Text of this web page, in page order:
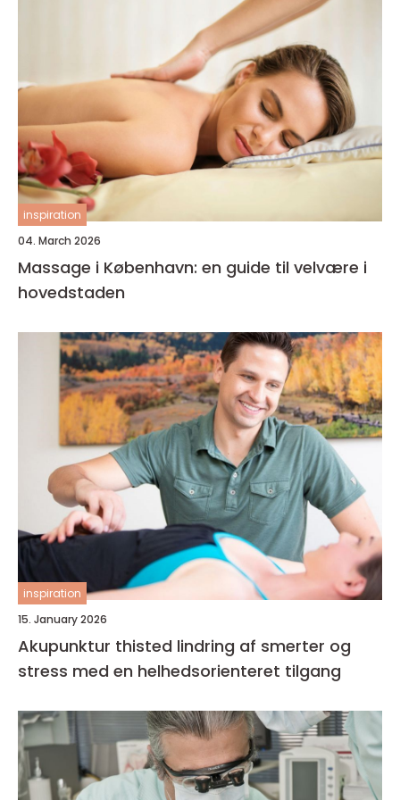
inspiration
04. March 2026
Massage i København: en guide til velvære i
hovedstaden
inspiration
15. January 2026
Akupunktur thisted lindring af smerter og
stress med en helhedsorienteret tilgang